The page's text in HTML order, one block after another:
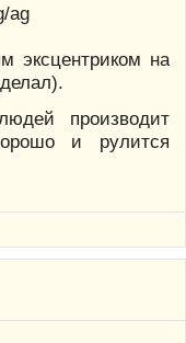
эксцентриком на
производит
и рулится